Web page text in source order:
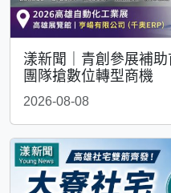
漾新聞｜青創參展補
團隊搶數位轉型商機
2026-08-08